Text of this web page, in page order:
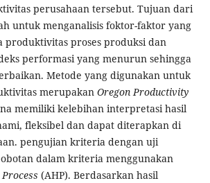
perusahaan tersebut. Tujuan dari
untuk menganalisis foktor-faktor yang
produktivitas proses produksi dan
performasi yang menurun sehingga
Metode yang digunakan untuk
merupakan Oregon Productivity
memiliki kelebihan interpretasi hasil
fleksibel dan dapat diterapkan di
pengujian kriteria dengan uji
dalam kriteria menggunakan
(AHP). Berdasarkan hasil